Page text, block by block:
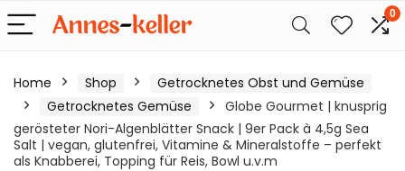
0
Home Shop
Getrocknetes Obst und Gemüse
Getrocknetes Gemüse
Globe Gourmet | knusprig
gerösteter Nori-Algenblätter Snack | 9er Pack à 4,5g Sea
Salt | vegan, glutenfrei, Vitamine & Mineralstoffe – perfekt
als Knabberei, Topping für Reis, Bowl u.v.m